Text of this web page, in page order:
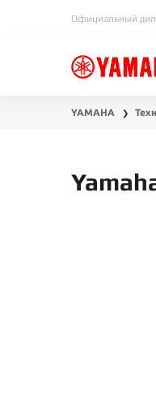
Официальный
YAMAHA ❯